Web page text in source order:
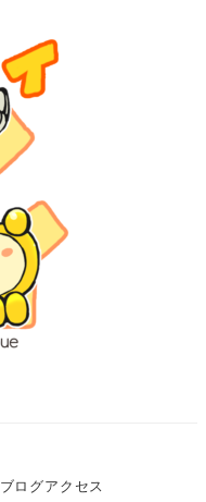
ブログアクセス